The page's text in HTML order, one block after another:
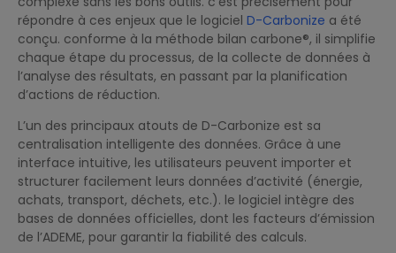
répondre à ces enjeux que le logiciel D-Carbonize a été
conçu. conforme à la méthode bilan carbone®, il simplifie
chaque étape du processus, de la collecte de données à
l’analyse des résultats, en passant par la planification
d’actions de réduction.
L’un des principaux atouts de D-Carbonize est sa
centralisation intelligente des données. Grâce à une
interface intuitive, les utilisateurs peuvent importer et
structurer facilement leurs données d’activité (énergie,
achats, transport, déchets, etc.). le logiciel intègre des
bases de données officielles, dont les facteurs d’émission
de l’ADEME, pour garantir la fiabilité des calculs.